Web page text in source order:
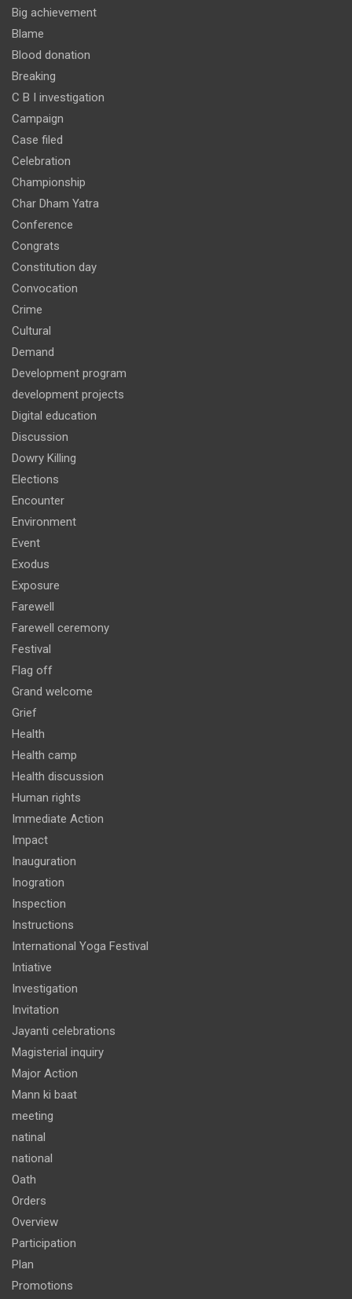
Big achievement
Blame
Blood donation
Breaking
C B I investigation
Campaign
Case filed
Celebration
Championship
Char Dham Yatra
Conference
Congrats
Constitution day
Convocation
Crime
Cultural
Demand
Development program
development projects
Digital education
Discussion
Dowry Killing
Elections
Encounter
Environment
Event
Exodus
Exposure
Farewell
Farewell ceremony
Festival
Flag off
Grand welcome
Grief
Health
Health camp
Health discussion
Human rights
Immediate Action
Impact
Inauguration
Inogration
Inspection
Instructions
International Yoga Festival
Intiative
Investigation
Invitation
Jayanti celebrations
Magisterial inquiry
Major Action
Mann ki baat
meeting
natinal
national
Oath
Orders
Overview
Participation
Plan
Promotions